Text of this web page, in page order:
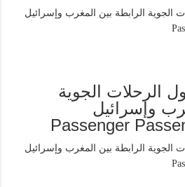
الرحلات الجوية
وإسرائيل
Passenger